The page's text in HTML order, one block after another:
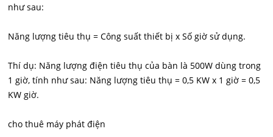
như sau:
Năng lượng tiêu thụ = Công suất thiết bị x Số giờ sử dụng.
Thí dụ: Năng lượng điện tiêu thụ của bàn là 500W dùng trong
1 giờ, tính như sau: Năng lượng tiêu thụ = 0,5 KW x 1 giờ = 0,5
KW giờ.
cho thuê máy phát điện